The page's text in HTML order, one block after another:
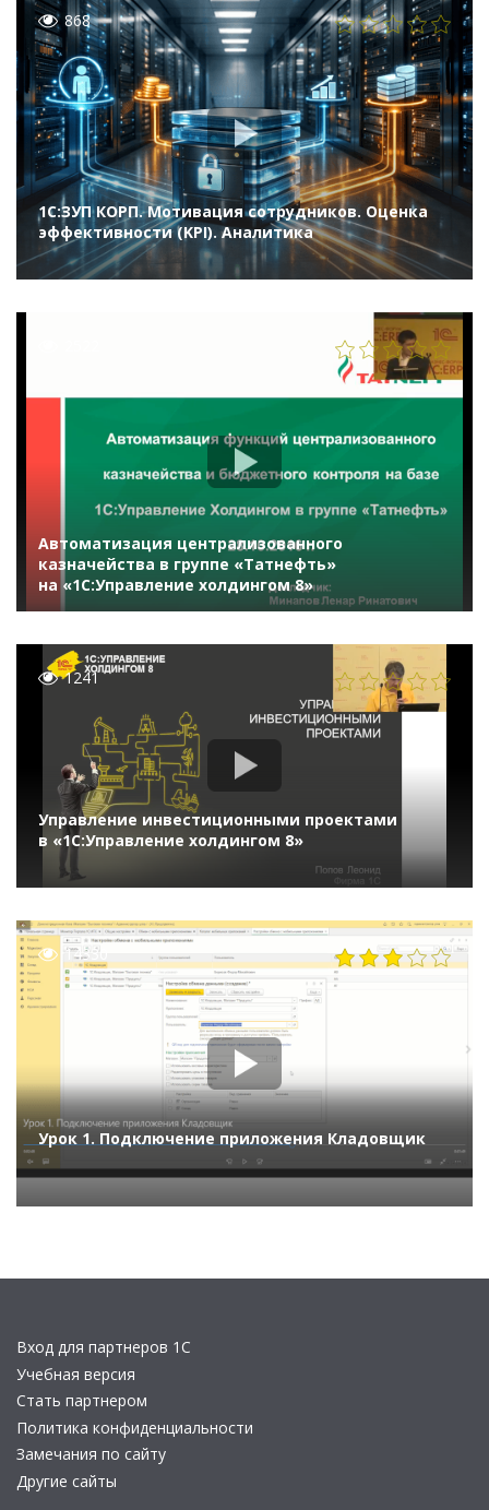
868
1С:ЗУП КОРП. Мотивация сотрудников. Оценка
эффективности (KPI). Аналитика
Автоматизация централизованного
казначейства в группе «Татнефть»
на «1С:Управление холдингом 8»
1241
Управление инвестиционными проектами
в «1С:Управление холдингом 8»
14330
Урок 1. Подключение приложения Кладовщик
Вход для партнеров 1С
Учебная версия
Стать партнером
Политика конфиденциальности
Замечания по сайту
Другие сайты